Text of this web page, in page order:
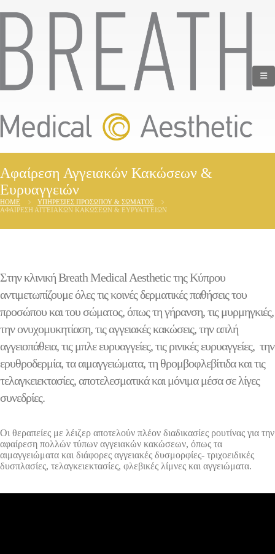
Αφαίρεση Αγγειακών Κακώσεων &
Ευρυαγγειών
HOME
ΥΠΗΡΕΣΊΕΣ ΠΡΟΣΏΠΟΥ & ΣΏΜΑΤΟΣ
ΑΦΑΊΡΕΣΗ ΑΓΓΕΙΑΚΏΝ ΚΑΚΏΣΕΩΝ & ΕΥΡΥΑΓΓΕΙΏΝ
Στην κλινική Breath Medical Aesthetic της Κύπρου
αντιμετωπίζουμε όλες τις κοινές δερματικές παθήσεις του
προσώπου και του σώματος, όπως τη γήρανση, τις μυρμηγκιές,
την ονυχομυκητίαση, τις αγγειακές κακώσεις, την απλή
αγγειοπάθεια, τις μπλε ευρυαγγείες, τις ρινικές ευρυαγγείες, την
ερυθροδερμία, τα αιμαγγειώματα, τη θρομβοφλεβίτιδα και τις
τελαγκειεκτασίες, αποτελεσματικά και μόνιμα μέσα σε λίγες
συνεδρίες.
Οι θεραπείες με λέιζερ αποτελούν πλέον διαδικασίες ρουτίνας για την
αφαίρεση πολλών τύπων αγγειακών κακώσεων, όπως τα
αιμαγγειώματα και διάφορες αγγειακές δυσμορφίες- τριχοειδικές
δυσπλασίες, τελαγκειεκτασίες, φλεβικές λίμνες και αγγειώματα.